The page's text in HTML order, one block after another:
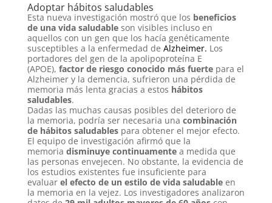
Adoptar hábitos saludables
Esta nueva investigación mostró que los beneficios
de una vida saludable son visibles incluso en
aquellos con un gen que los hacía genéticamente
susceptibles a la enfermedad de Alzheimer. Los
portadores del gen de la apolipoproteína E
(APOE), factor de riesgo conocido más fuerte para el
Alzheimer y la demencia, sufrieron una pérdida de
memoria más lenta gracias a estos hábitos
saludables.
Dadas las muchas causas posibles del deterioro de
la memoria, podría ser necesaria una combinación
de hábitos saludablespara obtener el mejor efecto.
El equipo de investigación afirmó que la
memoria disminuye continuamente a medida que
las personas envejecen. No obstante, la evidencia de
los estudios existentes fue insuficiente para
evaluar el efecto de un estilo de vida saludable en
la memoria en la vejez. Los investigadores analizaron